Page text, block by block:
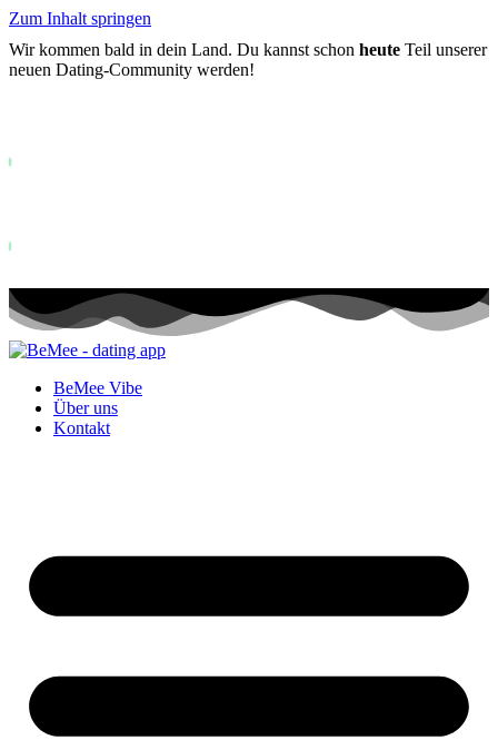
Zum Inhalt springen
Wir kommen bald in dein Land. Du kannst schon heute Teil unserer
neuen Dating-Community werden!
BeMee Vibe
Über uns
Kontakt